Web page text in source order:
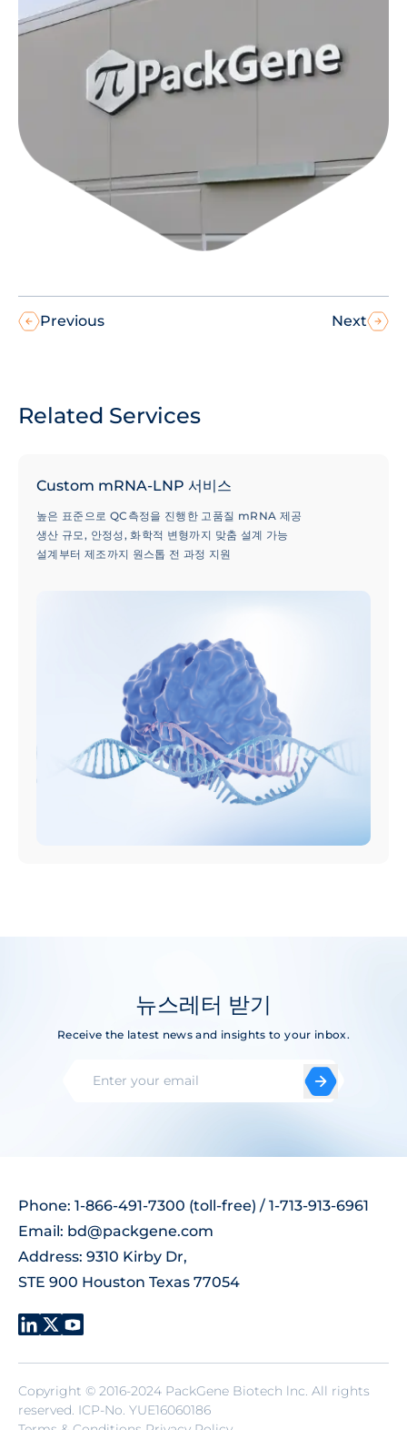
Previous Next
Related Services
Custom mRNA-LNP 서비스
높은 표준으로 QC측정을 진행한 고품질 mRNA 제공
생산 규모, 안정성, 화학적 변형까지 맞춤 설계 가능
설계부터 제조까지 원스톱 전 과정 지원
뉴스레터 받기
Receive the latest news and insights to your inbox.
Phone: 1-866-491-7300 (toll-free) / 1-713-913-6961
Email: bd@packgene.com
Address: 9310 Kirby Dr,
STE 900 Houston Texas 77054
Copyright © 2016-2024 PackGene Biotech lnc. All rights
reserved. ICP-No. YUE16060186